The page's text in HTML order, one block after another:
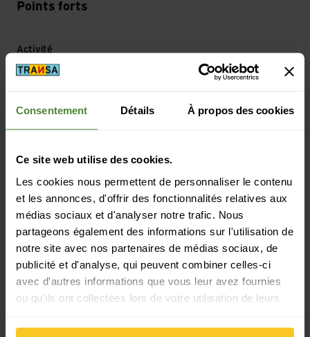
Consentement Détails À propos des cookies
Ce site web utilise des cookies.
Les cookies nous permettent de personnaliser le contenu
et les annonces, d'offrir des fonctionnalités relatives aux
médias sociaux et d'analyser notre trafic. Nous
partageons également des informations sur l'utilisation de
notre site avec nos partenaires de médias sociaux, de
publicité et d'analyse, qui peuvent combiner celles-ci
avec d'autres informations que vous leur avez fournies
ou qu'ils ont collectées lors de votre utilisation de leurs
Points forts
Activité
Camping
Masse/poids
Description
Spécification